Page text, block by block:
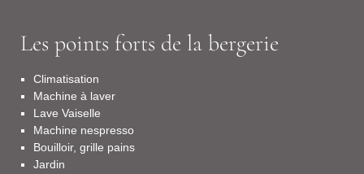
Les points forts de la bergerie
Climatisation
Machine à laver
Lave Vaiselle
Machine nespresso
Bouilloir, grille pains
Jardin